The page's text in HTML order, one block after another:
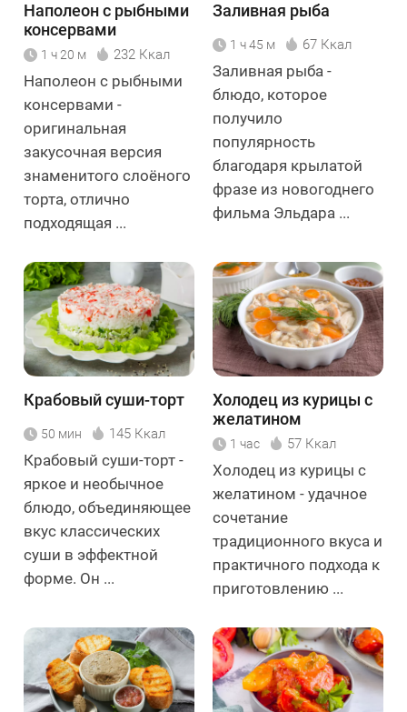
Наполеон с рыбными
консервами
1 ч 20 м 232 Ккал
Наполеон с рыбными
консервами -
оригинальная
закусочная версия
знаменитого слоёного
торта, отлично
подходящая ...
Заливная рыба
1 ч 45 м 67 Ккал
Заливная рыба -
блюдо, которое
получило
популярность
благодаря крылатой
фразе из новогоднего
фильма Эльдара ...
Крабовый суши-торт
50 мин 145 Ккал
Крабовый суши-торт -
яркое и необычное
блюдо, объединяющее
вкус классических
суши в эффектной
форме. Он ...
Холодец из курицы с
желатином
1 час 57 Ккал
Холодец из курицы с
желатином - удачное
сочетание
традиционного вкуса и
практичного подхода к
приготовлению ...